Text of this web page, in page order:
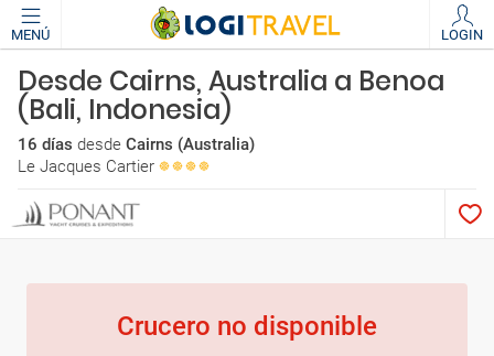
MENÚ LOGIN
Desde Cairns, Australia a Benoa
(Bali, Indonesia)
16 días desde Cairns (Australia)
Le Jacques Cartier
Crucero no disponible